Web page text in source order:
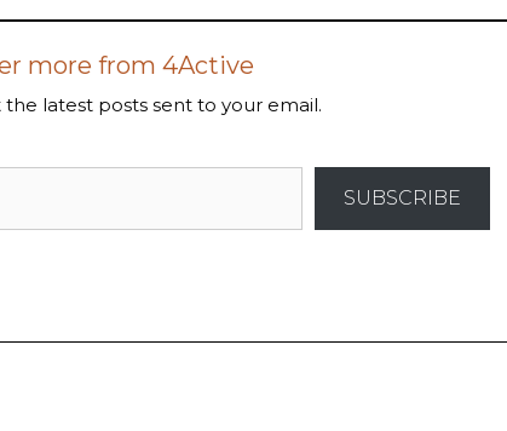
more from 4Active
latest posts sent to your email.
SUBSCRIBE